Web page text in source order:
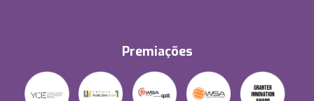
Premiações